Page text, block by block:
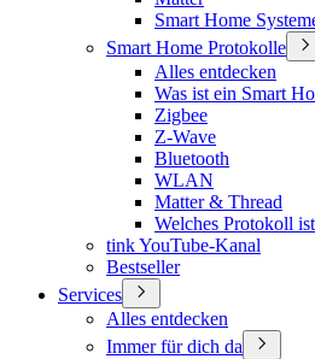
Smart Home
Smart Home Protokolle
Alles entdecken
Was ist ein Smart
Zigbee
Z-Wave
Bluetooth
WLAN
Matter & Thread
Welches Protokoll
tink YouTube-Kanal
Bestseller
Services
Alles entdecken
Immer für dich da